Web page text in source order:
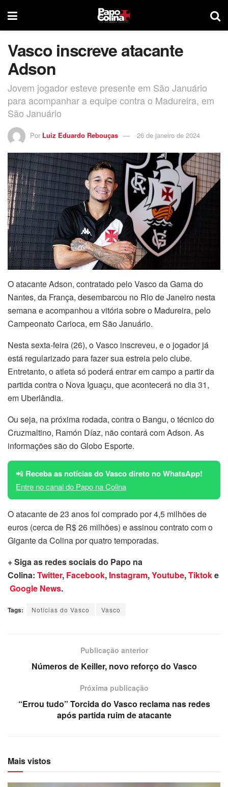
Vasco inscreve atacante
Adson
Jovem jogador esteve presente em São Januário
para acompanhar a equipe contra o Madureira, em
São Januário
Por Luiz Eduardo Rebouças 26 de janeiro de 2024
O atacante Adson, contratado pelo Vasco da Gama do
Nantes, da França, desembarcou no Rio de Janeiro nesta
semana e acompanhou a vitória sobre o Madureira, pelo
Campeonato Carioca, em São Januário.
Nesta sexta-feira (26), o Vasco inscreveu, e o jogador já
está regularizado para fazer sua estreia pelo clube.
Entretanto, o atleta só poderá entrar em campo a partir da
partida contra o Nova Iguaçu, que acontecerá no dia 31,
em Uberlândia.
Ou seja, na próxima rodada, contra o Bangu, o técnico do
Cruzmaltino, Ramón Díaz, não contará com Adson. As
informações são do Globo Esporte.
📲 Receba as notícias do Vasco direto no WhatsApp!
Entre no canal do Papo na Colina
O atacante de 23 anos foi comprado por 4,5 milhões de
euros (cerca de R$ 26 milhões) e assinou contrato com o
Gigante da Colina por quatro temporadas.
+ Siga as redes sociais do Papo na
Colina: Twitter, Facebook, Instagram,Youtube,Tiktoke
Google News.
Tags: Notícias do Vasco Vasco
Publicação anterior
Números de Keiller, novo reforço do Vasco
Próxima publicação
“Errou tudo” Torcida do Vasco reclama nas redes
após partida ruim de atacante
Mais vistos